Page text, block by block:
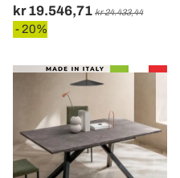
kr 19.546,71 kr 24.433,44
- 20%